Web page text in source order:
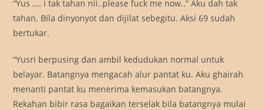
“Yus …. i tak tahan nii..please fuck me now..” Aku dah tak
tahan. Bila dinyonyot dan dijilat sebegitu. Aksi 69 sudah
bertukar.
“Yusri berpusing dan ambil kedudukan normal untuk
belayar. Batangnya mengacah alur pantat ku. Aku ghairah
menanti pantat ku menerima kemasukan batangnya.
Rekahan bibir rasa bagaikan terselak bila batangnya mulai